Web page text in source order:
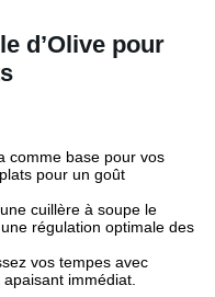
d’Olive pour
comme base pour vos
pour un goût
cuillère à soupe le
régulation optimale des
vos tempes avec
immédiat.